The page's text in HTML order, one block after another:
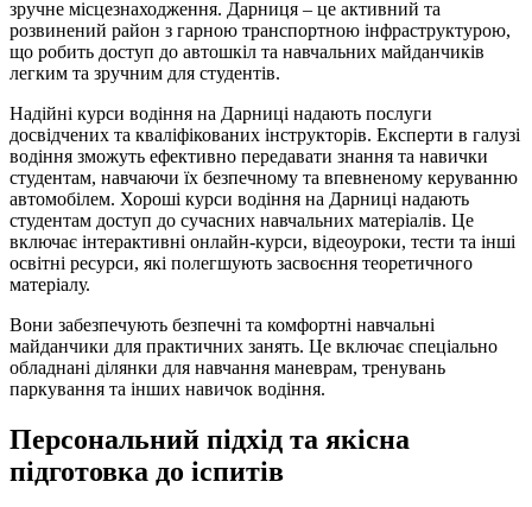
зручне місцезнаходження. Дарниця – це активний та
розвинений район з гарною транспортною інфраструктурою,
що робить доступ до автошкіл та навчальних майданчиків
легким та зручним для студентів.
Надійні курси водіння на Дарниці надають послуги
досвідчених та кваліфікованих інструкторів. Експерти в галузі
водіння зможуть ефективно передавати знання та навички
студентам, навчаючи їх безпечному та впевненому керуванню
автомобілем. Хороші курси водіння на Дарниці надають
студентам доступ до сучасних навчальних матеріалів. Це
включає інтерактивні онлайн-курси, відеоуроки, тести та інші
освітні ресурси, які полегшують засвоєння теоретичного
матеріалу.
Вони забезпечують безпечні та комфортні навчальні
майданчики для практичних занять. Це включає спеціально
обладнані ділянки для навчання маневрам, тренувань
паркування та інших навичок водіння.
Персональний підхід та якісна
підготовка до іспитів